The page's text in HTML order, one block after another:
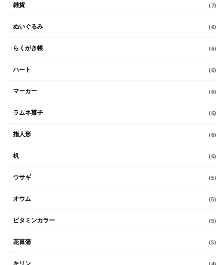
雑貨 (7)
ぬいぐるみ (6)
らくがき帳 (6)
ハート (6)
マーカー (6)
ラムネ菓子 (6)
指人形 (6)
机 (6)
ウサギ (5)
オウム (5)
ビタミンカラー (5)
花菖蒲 (5)
キリン (4)